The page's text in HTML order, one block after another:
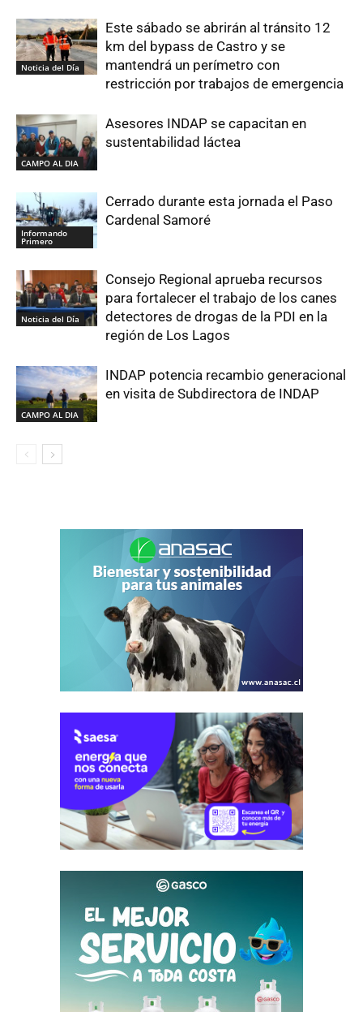
Noticia del Día
Este sábado se abrirán al tránsito 12
km del bypass de Castro y se
mantendrá un perímetro con
restricción por trabajos de emergencia
CAMPO AL DIA
Asesores INDAP se capacitan en
sustentabilidad láctea
Informando
Primero
Cerrado durante esta jornada el Paso
Cardenal Samoré
Noticia del Día
Consejo Regional aprueba recursos
para fortalecer el trabajo de los canes
detectores de drogas de la PDI en la
región de Los Lagos
CAMPO AL DIA
INDAP potencia recambio generacional
en visita de Subdirectora de INDAP